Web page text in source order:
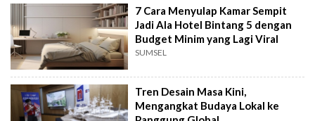
7 Cara Menyulap Kamar Sempit
Jadi Ala Hotel Bintang 5 dengan
Budget Minim yang Lagi Viral
SUMSEL
Tren Desain Masa Kini,
Mengangkat Budaya Lokal ke